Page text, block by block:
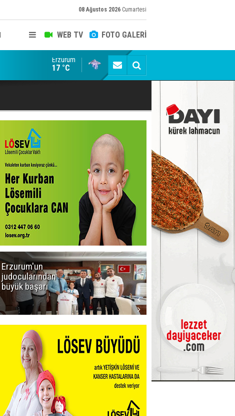
08 Ağustos 2026 Cumartesi
WEB TV FOTO GALERİ
Konuşanlar'a katıldı, söyledikleri başına iş açtı!
Erzurum
17 °C
Erzurum'un
judocularından
büyük başarı